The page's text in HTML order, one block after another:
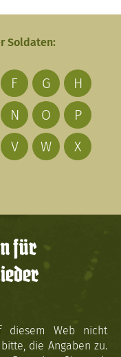
Soldaten:
F G
H
N O
P
V W
X
für
diesem Web nicht
die Angaben zu.